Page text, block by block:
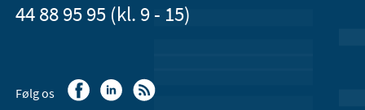
44 88 95 95 (kl. 9 - 15)
Følg os